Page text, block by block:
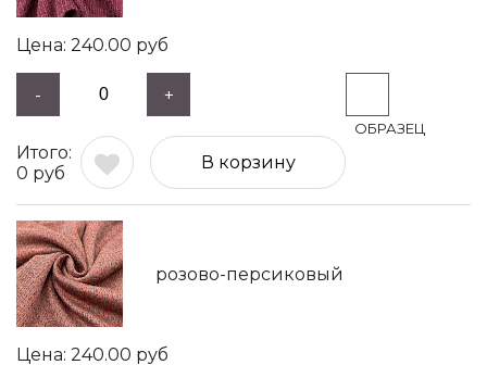
240.00 руб
- +
0 руб
В корзину
розово-персиковый
240.00 руб